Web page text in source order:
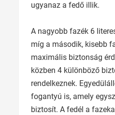
ugyanaz a fedő illik.
A nagyobb fazék 6
míg a második, kisebb
maximális biztonság
közben 4 különböző
rendelkeznek.
fogantyú is, amely
biztosít. A fedél a